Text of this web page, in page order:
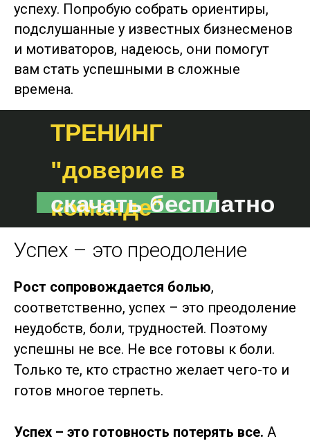
успеху. Попробую собрать ориентиры,
подслушанные у известных бизнесменов
и мотиваторов, надеюсь, они помогут
вам стать успешными в сложные
времена.
ТРЕНИНГ
"доверие в
команде"
скачать бесплатно
Успех – это преодоление
Рост сопровождается болью,
соответственно, успех – это преодоление
неудобств, боли, трудностей. Поэтому
успешны не все. Не все готовы к боли.
Только те, кто страстно желает чего-то и
готов многое терпеть.
Успех – это готовность потерять все. А